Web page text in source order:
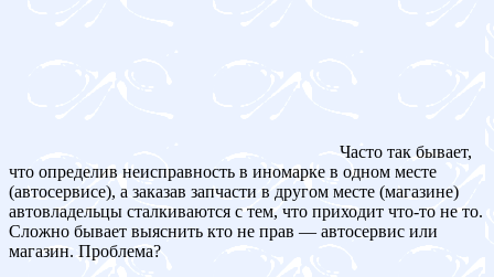
Часто так бывает,
что определив неисправность в иномарке в одном месте
(автосервисе), а заказав запчасти в другом месте (магазине)
автовладельцы сталкиваются с тем, что приходит что-то не то.
Сложно бывает выяснить кто не прав — автосервис или
магазин. Проблема?